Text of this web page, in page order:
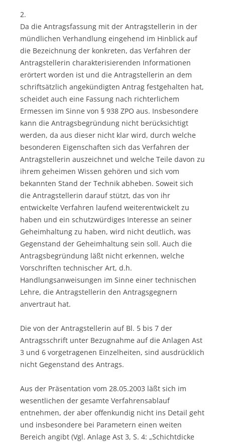
2.
Da die Antragsfassung mit der Antragstellerin in der
mündlichen Verhandlung eingehend im Hinblick auf
die Bezeichnung der konkreten, das Verfahren der
Antragstellerin charakterisierenden Informationen
erörtert worden ist und die Antragstellerin an dem
schriftsätzlich angekündigten Antrag festgehalten hat,
scheidet auch eine Fassung nach richterlichem
Ermessen im Sinne von § 938 ZPO aus. Insbesondere
kann die Antragsbegründung nicht berücksichtigt
werden, da aus dieser nicht klar wird, durch welche
besonderen Eigenschaften sich das Verfahren der
Antragstellerin auszeichnet und welche Teile davon zu
ihrem geheimen Wissen gehören und sich vom
bekannten Stand der Technik abheben. Soweit sich
die Antragstellerin darauf stützt, das von ihr
entwickelte Verfahren laufend weiterentwickelt zu
haben und ein schutzwürdiges Interesse an seiner
Geheimhaltung zu haben, wird nicht deutlich, was
Gegenstand der Geheimhaltung sein soll. Auch die
Antragsbegründung läßt nicht erkennen, welche
Vorschriften technischer Art, d.h.
Handlungsanweisungen im Sinne einer technischen
Lehre, die Antragstellerin den Antragsgegnern
anvertraut hat.
Die von der Antragstellerin auf Bl. 5 bis 7 der
Antragsschrift unter Bezugnahme auf die Anlagen Ast
3 und 6 vorgetragenen Einzelheiten, sind ausdrücklich
nicht Gegenstand des Antrags.
Aus der Präsentation vom 28.05.2003 läßt sich im
wesentlichen der gesamte Verfahrensablauf
entnehmen, der aber offenkundig nicht ins Detail geht
und insbesondere bei Parametern einen weiten
Bereich angibt (Vgl. Anlage Ast 3, S. 4: „Schichtdicke